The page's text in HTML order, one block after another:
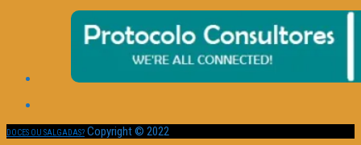
DOCES OU SALGADAS? Copyright © 2022